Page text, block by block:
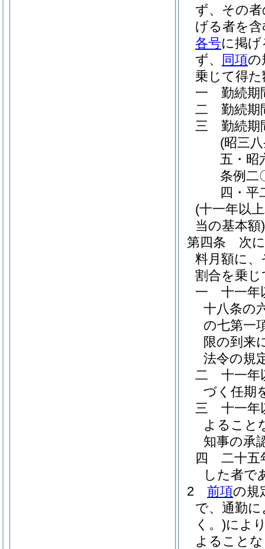
ず、その
げる者を
各号に掲
ず、
同項の
乗じて得
一
勤続
二
勤続
三
勤続
(昭三
五・昭
条例二
四・平
(十一年以
当の基本額)
第四条
次
料月額に
割合を乗
一
十一年
十八条の
の七第一
限の到来
法令の規
二
十一年
づく任期
三
十一年
よること
知事の承
四
二十五
した者で
2
前項の規
で、通勤
く。)によ
よること